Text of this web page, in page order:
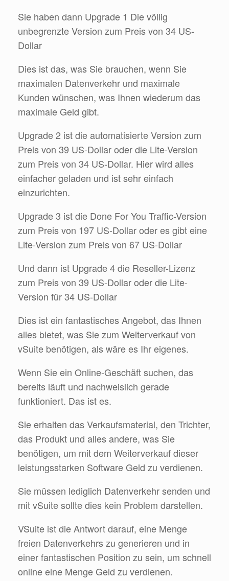
Sie haben dann Upgrade 1 Die völlig
unbegrenzte Version zum Preis von 34 US-
Dollar
Dies ist das, was Sie brauchen, wenn Sie
maximalen Datenverkehr und maximale
Kunden wünschen, was Ihnen wiederum das
maximale Geld gibt.
Upgrade 2 ist die automatisierte Version zum
Preis von 39 US-Dollar oder die Lite-Version
zum Preis von 34 US-Dollar. Hier wird alles
einfacher geladen und ist sehr einfach
einzurichten.
Upgrade 3 ist die Done For You Traffic-Version
zum Preis von 197 US-Dollar oder es gibt eine
Lite-Version zum Preis von 67 US-Dollar
Und dann ist Upgrade 4 die Reseller-Lizenz
zum Preis von 39 US-Dollar oder die Lite-
Version für 34 US-Dollar
Dies ist ein fantastisches Angebot, das Ihnen
alles bietet, was Sie zum Weiterverkauf von
vSuite benötigen, als wäre es Ihr eigenes.
Wenn Sie ein Online-Geschäft suchen, das
bereits läuft und nachweislich gerade
funktioniert. Das ist es.
Sie erhalten das Verkaufsmaterial, den Trichter,
das Produkt und alles andere, was Sie
benötigen, um mit dem Weiterverkauf dieser
leistungsstarken Software Geld zu verdienen.
Sie müssen lediglich Datenverkehr senden und
mit vSuite sollte dies kein Problem darstellen.
VSuite ist die Antwort darauf, eine Menge
freien Datenverkehrs zu generieren und in
einer fantastischen Position zu sein, um schnell
online eine Menge Geld zu verdienen.